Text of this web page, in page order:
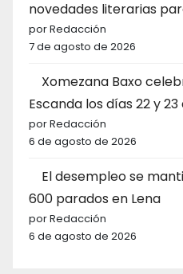
novedades literarias
por Redacción
7 de agosto de 2026
Xomezana Baxo
Escanda los días 22 y
por Redacción
6 de agosto de 2026
El desempleo se
600 parados en Lena
por Redacción
6 de agosto de 2026